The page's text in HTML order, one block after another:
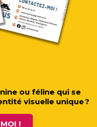
ou féline qui se
visuelle unique ?
!